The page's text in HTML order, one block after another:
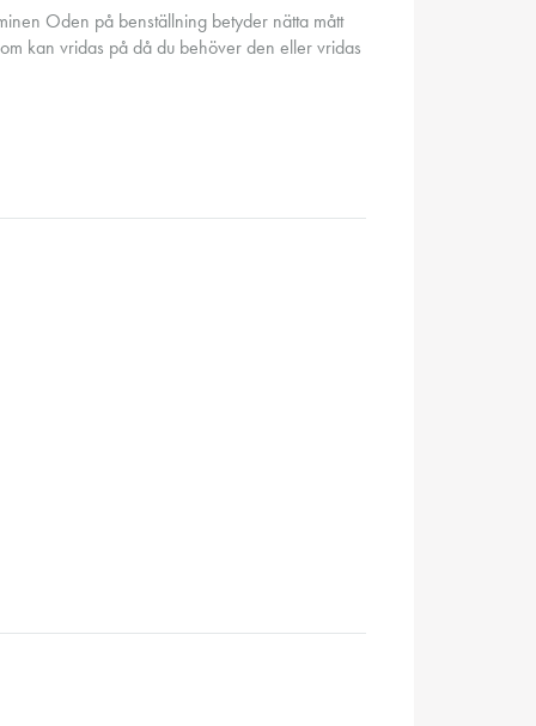
Oden på benställning betyder nätta mått
kan vridas på då du behöver den eller vridas